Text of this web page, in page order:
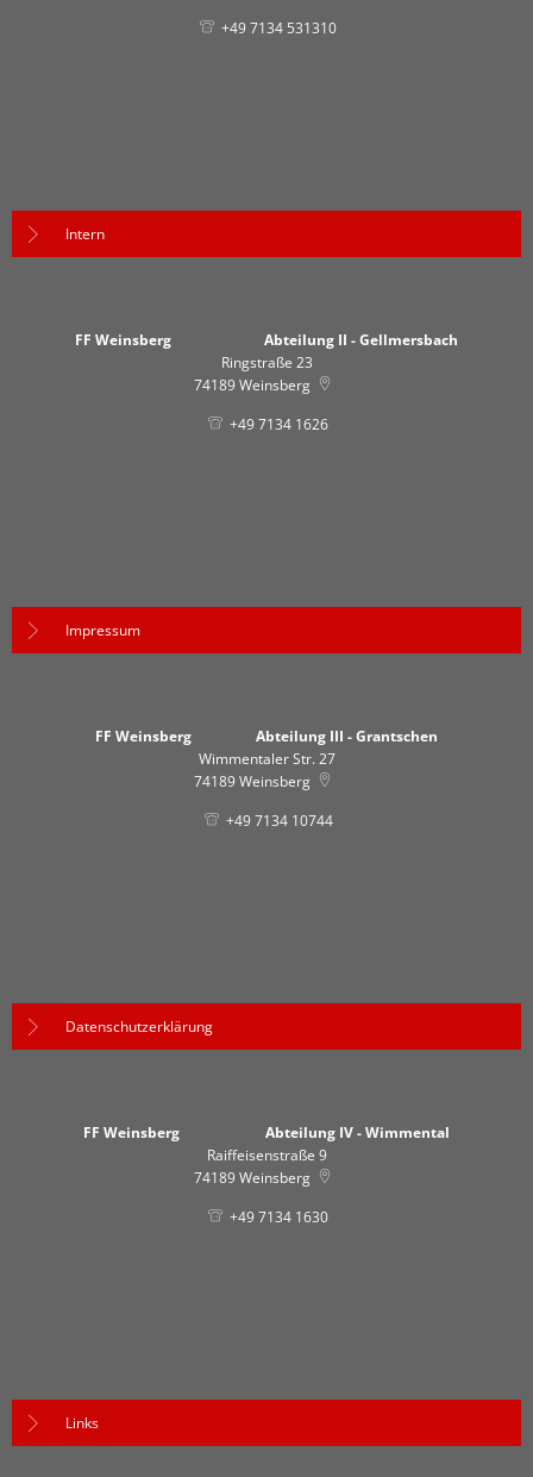
+49 7134 531310
Intern
FF Weinsberg Abteilung II - Gellmersbach
Ringstraße 23
74189Weinsberg
+49 7134 1626
Impressum
FF Weinsberg Abteilung III - Grantschen
Wimmentaler Str. 27
74189Weinsberg
+49 7134 10744
Datenschutzerklärung
FF Weinsberg Abteilung IV - Wimmental
Raiffeisenstraße 9
74189Weinsberg
+49 7134 1630
Links